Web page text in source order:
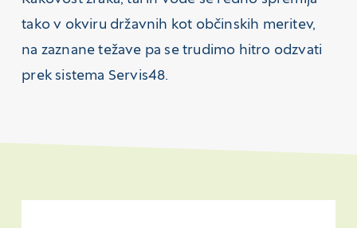
tako v okviru državnih kot občinskih meritev,
na zaznane težave pa se trudimo hitro odzvati
prek sistema Servis48.